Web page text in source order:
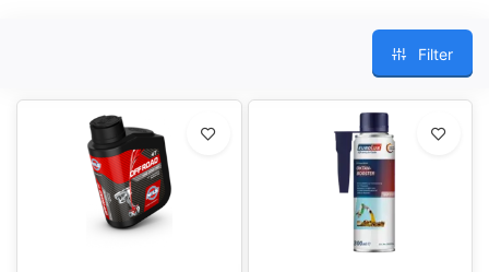
Filter